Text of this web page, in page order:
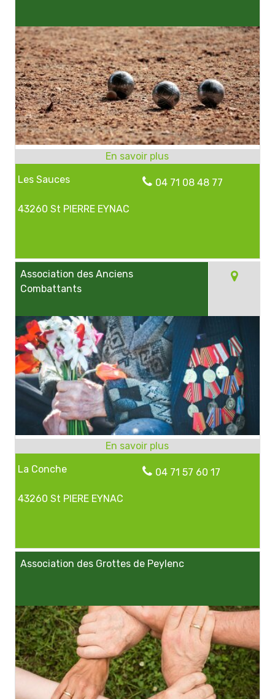
Les Sauces
43260 St PIERRE EYNAC
04 71 08 48 77
Association des Anciens
Combattants
La Conche
43260 St PIERE EYNAC
04 71 57 60 17
Association des Grottes de Peylenc